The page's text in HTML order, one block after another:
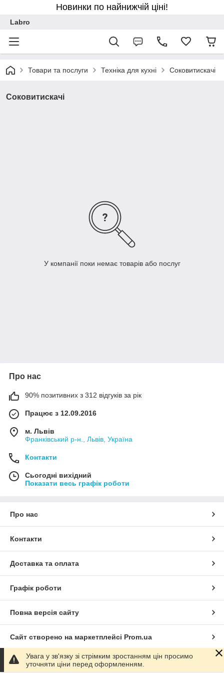
Новинки по найнижчій ціні!
Labro
Товари та послуги Техніка для кухні Соковитискачі
Соковитискачі
У компанії поки немає товарів або послуг
Про нас
90% позитивних з 312 відгуків за рік
Працює з 12.09.2016
м. Львів
Франківський р-н., Львів, Україна
Контакти
Сьогодні вихідний
Показати весь графік роботи
Про нас
Контакти
Доставка та оплата
Графік роботи
Повна версія сайту
Сайт створено на маркетплейсі Prom.ua
Політика конфіденційності
Увага у зв'язку зі стрімким зростанням цін просимо
уточняти ціни перед оформленням.